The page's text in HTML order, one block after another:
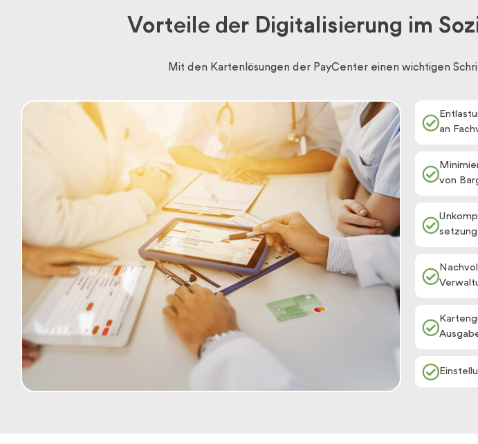
Vorteile der Digitalisierung im
Mit den Kartenlösungen der PayCenter einen wichtigen
an
von